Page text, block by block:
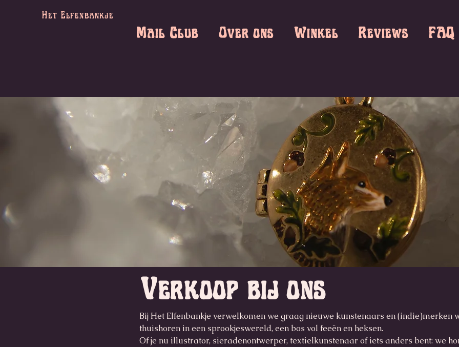
Het Elfenbankje
Mail Club Over ons Winkel Reviews FAQ
Verkoop bij ons
Bij Het Elfenbankje verwelkomen we graag nieuwe kunstenaars en (indie)merken
thuishoren in een sprookjeswereld, een bos vol feeën en heksen.
Of je nu illustrator, sieradenontwerper, textielkunstenaar of iets anders bent: we